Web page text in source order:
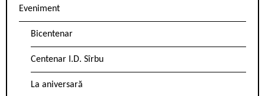
Eveniment
Bicentenar
Centenar I.D. Sîrbu
La aniversară